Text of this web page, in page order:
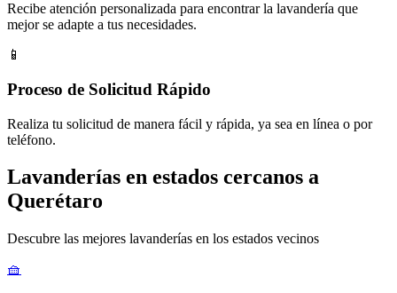
Recibe atención personalizada para encontrar la lavandería que
mejor se adapte a tus necesidades.
📱
Proceso de Solicitud Rápido
Realiza tu solicitud de manera fácil y rápida, ya sea en línea o por
teléfono.
Lavanderías en estados cercanos a
Querétaro
Descubre las mejores lavanderías en los estados vecinos
🧺